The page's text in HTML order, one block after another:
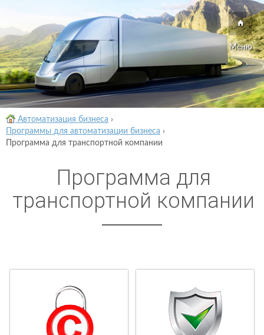
Меню
Автоматизация бизнеса ›
Программы для автоматизации бизнеса ›
Программа для транспортной компании
Программа для
транспортной компании